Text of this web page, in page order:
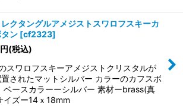
クタングルアメジストスワロフスキーカ
ン [cf2323]
円(税込)
スワロフスキーアメジストクリスタルが
されたマットシルバー カラーのカフスボ
ベースカラーーシルバー 素材ーbrass(真
イズー14ｘ18mm